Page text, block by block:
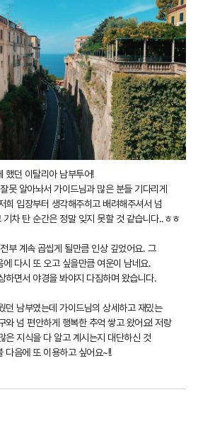
했던 이탈리아 남부투어!
못 알아놔서 가이드님과 많은 분들 기다리게
희 입장부터 생각해주히고 배려해주셔서 넘
기차 탄 순간은 정말 잊지 못할 것 같습니다..ㅎㅎ
부 계속 곱씹게 될만큼 인상 깊었어요. 그
에 다시 또 오고 싶을만큼 여운이 남네요.
하면서 야경을 봐야지 다짐하며 왔습니다.
던 남부였는데 가이드님의 상세하고 재밌는
와 넘 편안하게 행복한 추억 쌓고 왔어요! 저랑
은 지식을 다 알고 계시는지 대단하신 것
다음에 또 이용하고 싶어요~!!